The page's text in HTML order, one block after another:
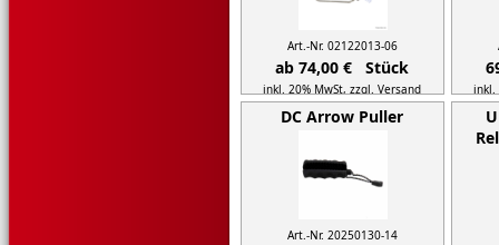
Art.-Nr. 02122013-06
ab 74,00 € Stück
inkl. 20% MwSt,zzgl. Versand
Details...
inkl.
DC Arrow Puller
Art.-Nr. 20250130-14